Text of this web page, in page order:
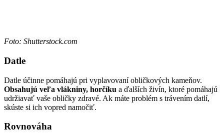
Foto: Shutterstock.com
Datle
Datle účinne pomáhajú pri vyplavovaní obličkových kameňov.
Obsahujú veľa vlákniny, horčíku a ďalších živín, ktoré pomáhajú
udržiavať vaše obličky zdravé. Ak máte problém s trávením datlí,
skúste si ich vopred namočiť.
Rovnováha